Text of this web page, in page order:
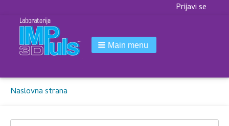
Korisnički
Prijavi se
Main menu
Breadcrumbs
You
here:
Naslovna strana